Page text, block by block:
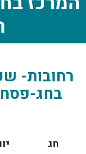
רחובות-
בחג-
חג